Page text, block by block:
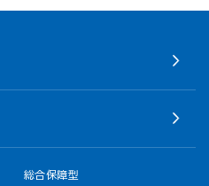
総合保障型